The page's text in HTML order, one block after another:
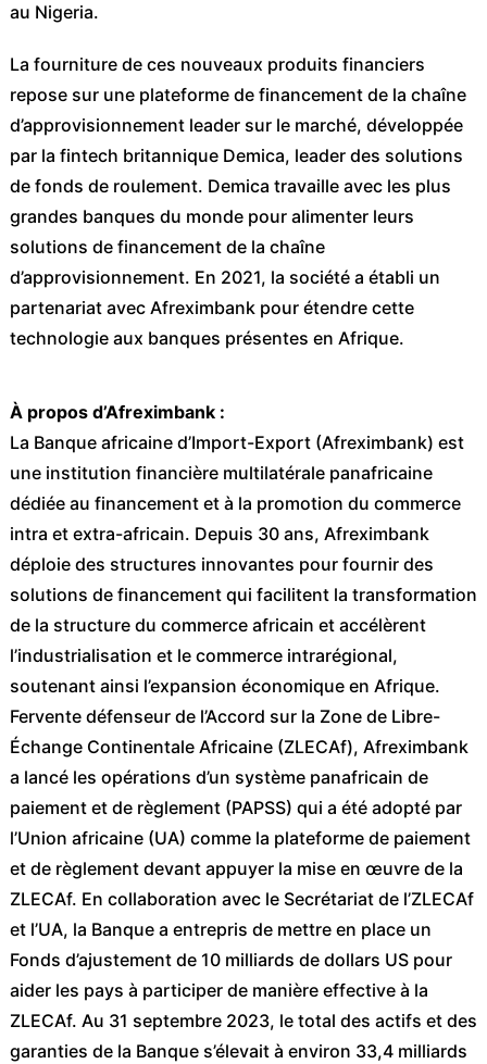
au Nigeria.
La fourniture de ces nouveaux produits financiers
repose sur une plateforme de financement de la chaîne
d’approvisionnement leader sur le marché, développée
par la fintech britannique Demica, leader des solutions
de fonds de roulement. Demica travaille avec les plus
grandes banques du monde pour alimenter leurs
solutions de financement de la chaîne
d’approvisionnement. En 2021, la société a établi un
partenariat avec Afreximbank pour étendre cette
technologie aux banques présentes en Afrique.
À propos d’Afreximbank :
La Banque africaine d’Import-Export (Afreximbank) est
une institution financière multilatérale panafricaine
dédiée au financement et à la promotion du commerce
intra et extra-africain. Depuis 30 ans, Afreximbank
déploie des structures innovantes pour fournir des
solutions de financement qui facilitent la transformation
de la structure du commerce africain et accélèrent
l’industrialisation et le commerce intrarégional,
soutenant ainsi l’expansion économique en Afrique.
Fervente défenseur de l’Accord sur la Zone de Libre-
Échange Continentale Africaine (ZLECAf), Afreximbank
a lancé les opérations d’un système panafricain de
paiement et de règlement (PAPSS) qui a été adopté par
l’Union africaine (UA) comme la plateforme de paiement
et de règlement devant appuyer la mise en œuvre de la
ZLECAf. En collaboration avec le Secrétariat de l’ZLECAf
et l’UA, la Banque a entrepris de mettre en place un
Fonds d’ajustement de 10 milliards de dollars US pour
aider les pays à participer de manière effective à la
ZLECAf. Au 31 septembre 2023, le total des actifs et des
garanties de la Banque s’élevait à environ 33,4 milliards